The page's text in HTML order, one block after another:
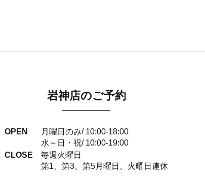
岩神店のご予約
OPEN
月曜日のみ/ 10:00-18:00
水～日・祝/ 10:00-19:00
CLOSE
毎週火曜日
第1、第3、第5月曜日、火曜日連休